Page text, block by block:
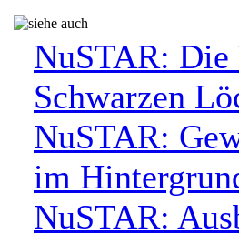
NuSTAR: Die
Schwarzen
NuSTAR:
im
NuSTAR: